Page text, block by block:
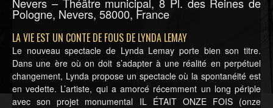
Pologne, Nevers, 58000, France
LA VIE EST UN CONTE DE FOUS DE LYNDA LEMAY
Le nouveau spectacle de Lynda Lemay porte bien son titre.
Dans une ère où on doit s’adapter à une réalité en perpétuel
changement, Lynda propose un spectacle où la spontanéité est
en vedette. L’artiste, qui a amorcé récemment un long périple
avec son projet monumental IL ÉTAIT ONZE FOIS (onze